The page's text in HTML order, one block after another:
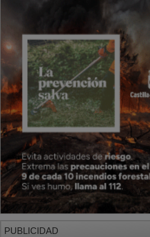
PUBLICIDAD